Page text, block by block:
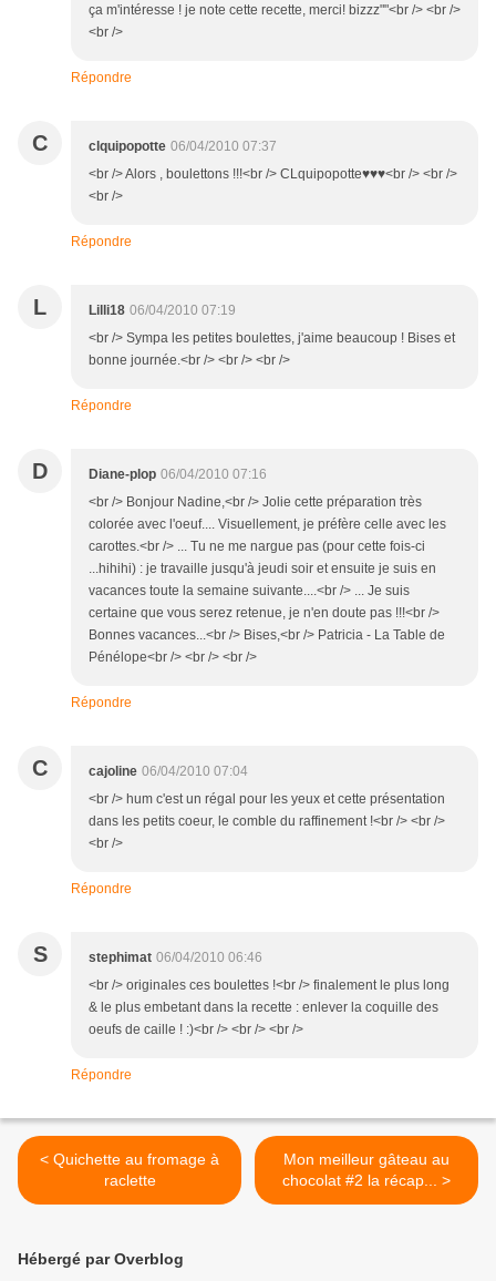
ça m'intéresse ! je note cette recette, merci! bizzz""<br /> <br />
<br />
Répondre
C clquipopotte 06/04/2010 07:37
<br /> Alors , boulettons !!!<br /> CLquipopotte♥♥♥<br /> <br />
<br />
Répondre
L Lilli18 06/04/2010 07:19
<br /> Sympa les petites boulettes, j'aime beaucoup ! Bises et
bonne journée.<br /> <br /> <br />
Répondre
D Diane-plop 06/04/2010 07:16
<br /> Bonjour Nadine,<br /> Jolie cette préparation très
colorée avec l'oeuf.... Visuellement, je préfère celle avec les
carottes.<br /> ... Tu ne me nargue pas (pour cette fois-ci
...hihihi) : je travaille jusqu'à jeudi soir et ensuite je suis en
vacances toute la semaine suivante....<br /> ... Je suis
certaine que vous serez retenue, je n'en doute pas !!!<br />
Bonnes vacances...<br /> Bises,<br /> Patricia - La Table de
Pénélope<br /> <br /> <br />
Répondre
C cajoline 06/04/2010 07:04
<br /> hum c'est un régal pour les yeux et cette présentation
dans les petits coeur, le comble du raffinement !<br /> <br />
<br />
Répondre
S stephimat 06/04/2010 06:46
<br /> originales ces boulettes !<br /> finalement le plus long
& le plus embetant dans la recette : enlever la coquille des
oeufs de caille ! :)<br /> <br /> <br />
Répondre
< Quichette au fromage à
raclette
Mon meilleur gâteau au
chocolat #2 la récap... >
Hébergé par Overblog